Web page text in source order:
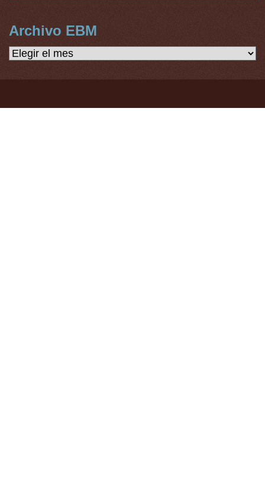
Archivo EBM
Archivo
EBM